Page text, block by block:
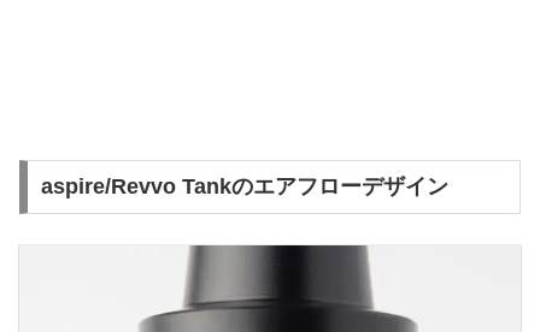
aspire/Revvo Tankのエアフローデザイン